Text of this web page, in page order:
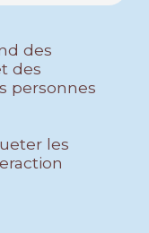
des
des
personnes
les